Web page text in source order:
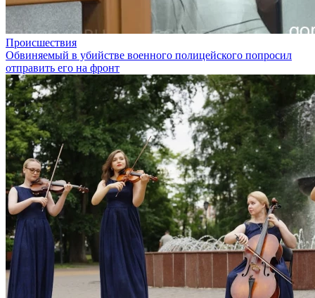
Происшествия
Обвиняемый в убийстве военного полицейского попросил
отправить его на фронт